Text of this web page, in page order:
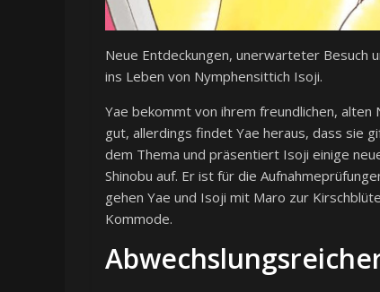
Neue Entdeckungen, unerwarteter Besuch
ins Leben von Nymphensittich Isoji.
Yae bekommt von ihrem freundlichen, alten
gut, allerdings findet Yae heraus, dass sie
dem Thema und präsentiert Isoji einige
Shinobu auf. Er ist für die
gehen Yae und Isoji mit Maro zur
Kommode.